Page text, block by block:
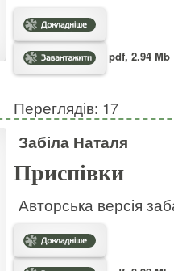
pdf, 2.94 Mb
Переглядів: 17
Забіла Наталя
Приспівки
Авторська версія